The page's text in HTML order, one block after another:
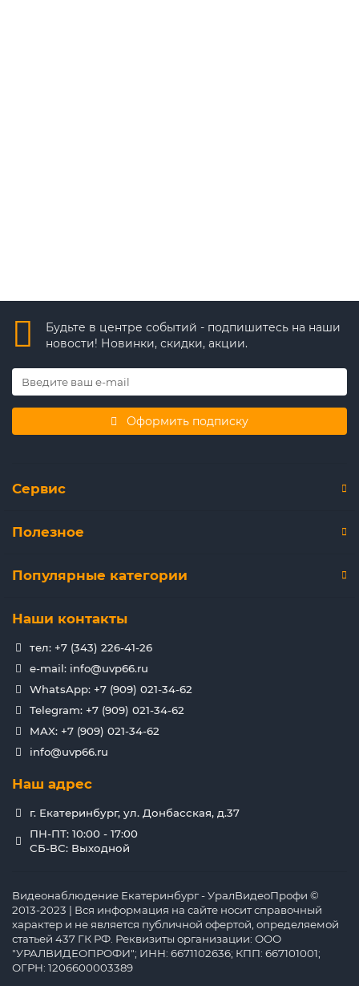
Будьте в центре событий - подпишитесь на наши
новости! Новинки, скидки, акции.
Оформить подписку
Сервис
Полезное
Популярные категории
Наши контакты
тел: +7 (343) 226-41-26
e-mail: info@uvp66.ru
WhatsApp: +7 (909) 021-34-62
Telegram: +7 (909) 021-34-62
MAX: +7 (909) 021-34-62
info@uvp66.ru
Наш адрес
г. Екатеринбург, ул. Донбасская, д.37
ПН-ПТ: 10:00 - 17:00
СБ-ВС: Выходной
Видеонаблюдение Екатеринбург - УралВидеоПрофи ©
2013-2023 | Вся информация на сайте носит справочный
характер и не является публичной офертой, определяемой
статьей 437 ГК РФ. Реквизиты организации: ООО
"УРАЛВИДЕОПРОФИ"; ИНН: 6671102636; КПП: 667101001;
ОГРН: 1206600003389